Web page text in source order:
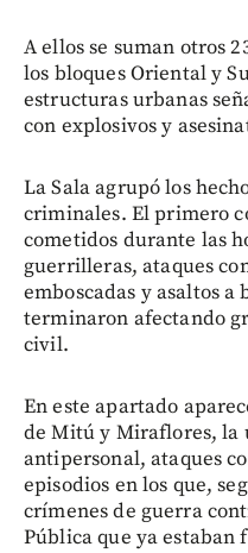
A ellos se suman otros
los bloques Oriental y
estructuras urbanas
con explosivos y
La Sala agrupó los
criminales. El primero
cometidos durante las
guerrilleras, ataques
emboscadas y asaltos a
terminaron afectando
civil.
En este apartado
de Mitú y Miraflores, la
antipersonal, ataques
episodios en los que,
crímenes de guerra
Pública que ya estaban